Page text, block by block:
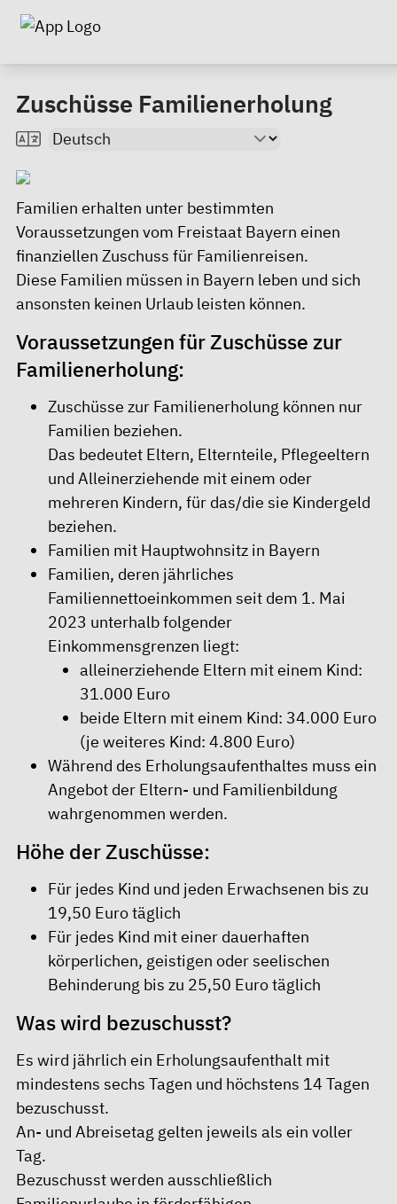
Zuschüsse Familienerholung
Familien erhalten unter bestimmten
Voraussetzungen vom Freistaat Bayern einen
finanziellen Zuschuss für Familienreisen.
Diese Familien müssen in Bayern leben und sich
ansonsten keinen Urlaub leisten können.
Voraussetzungen für Zuschüsse zur
Familienerholung:
Zuschüsse zur Familienerholung können nur
Familien beziehen.
Das bedeutet Eltern, Elternteile, Pflegeeltern
und Alleinerziehende mit einem oder
mehreren Kindern, für das/die sie Kindergeld
beziehen.
Familien mit Hauptwohnsitz in Bayern
Familien, deren jährliches
Familiennettoeinkommen seit dem 1. Mai
2023 unterhalb folgender
Einkommensgrenzen liegt:
alleinerziehende Eltern mit einem Kind:
31.000 Euro
beide Eltern mit einem Kind: 34.000 Euro
(je weiteres Kind: 4.800 Euro)
Während des Erholungsaufenthaltes muss ein
Angebot der Eltern- und Familienbildung
wahrgenommen werden.
Höhe der Zuschüsse:
Für jedes Kind und jeden Erwachsenen bis zu
19,50 Euro täglich
Für jedes Kind mit einer dauerhaften
körperlichen, geistigen oder seelischen
Behinderung bis zu 25,50 Euro täglich
Was wird bezuschusst?
Es wird jährlich ein Erholungsaufenthalt mit
mindestens sechs Tagen und höchstens 14 Tagen
bezuschusst.
An- und Abreisetag gelten jeweils als ein voller
Tag.
Bezuschusst werden ausschließlich